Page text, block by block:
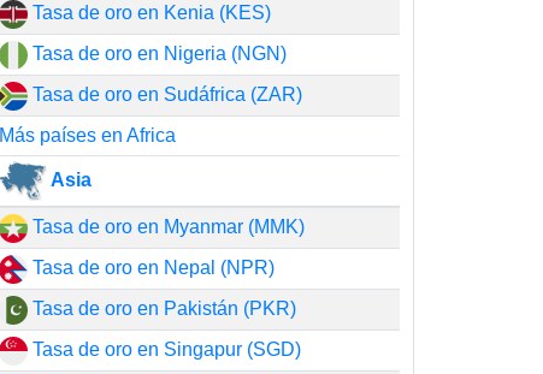
Tasa de oro en Kenia (KES)
Tasa de oro en Nigeria (NGN)
Tasa de oro en Sudáfrica (ZAR)
Más países en Africa
Asia
Tasa de oro en Myanmar (MMK)
Tasa de oro en Nepal (NPR)
Tasa de oro en Pakistán (PKR)
Tasa de oro en Singapur (SGD)